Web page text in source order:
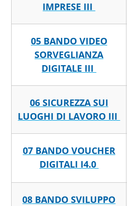
IMPRESE III
05 BANDO VIDEO
SORVEGLIANZA
DIGITALE III
06 SICUREZZA SUI
LUOGHI DI LAVORO III
07 BANDO VOUCHER
DIGITALI I4.0
08 BANDO SVILUPPO